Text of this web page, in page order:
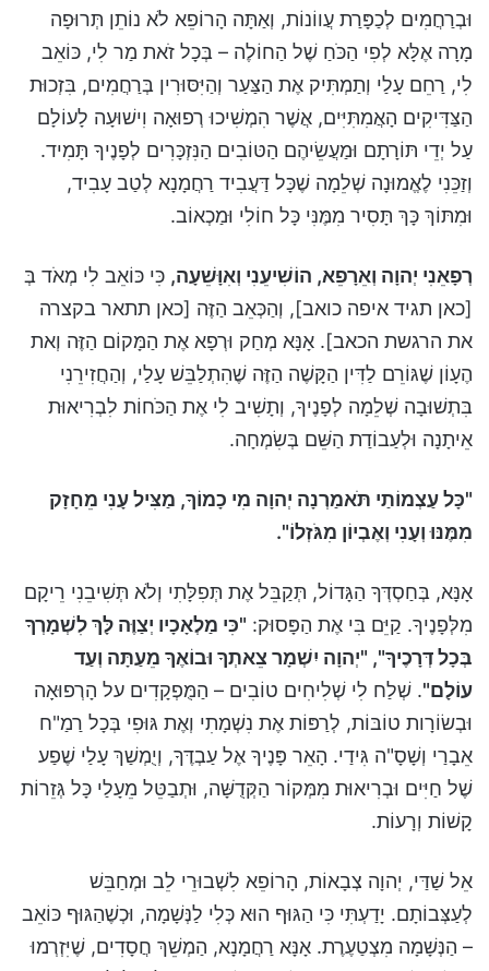
וּבְרַחֲמִים לְכַפָּרַת עֲווֹנוֹת, וְאַתָּה הָרוֹפֵא לֹא נוֹתֵן תְּרוּפָה
מָרָה אֶלָּא לְפִי הַכֹּחַ שֶׁל הַחוֹלֶה – בְּכָל זֹאת מַר לִי, כּוֹאֵב
לִי, רַחֵם עָלַי וְתַמְתִּיק אֶת הַצַּעַר וְהַיִּסּוּרִין בְּרַחֲמִים, בִּזְכוּת
הַצַּדִּיקִים הָאֲמִתִּיִּים, אֲשֶׁר הִמְשִׁיכוּ רְפוּאָה וִישׁוּעָה לָעוֹלָם
עַל יְדֵי תּוֹרָתָם וּמַעֲשֵׂיהֶם הַטּוֹבִים הַנִּזְכָּרִים לְפָנֶיךָ תָּמִיד.
וְזַכֵּנִי לֶאֱמוּנָה שְׁלֵמָה שֶׁכָּל דַּעֲבִיד רַחֲמָנָא לְטַב עָבִיד,
וּמִתּוֹךְ כָּךְ תָּסִיר מִמֶּנִּי כָּל חוֹלִי וּמַכְאוֹב.
רְפָאֵנִי יְהוָה וְאֵרָפֵא, הוֹשִׁיעֵנִי וְאִוָּשֵׁעָה, כִּי כּוֹאֵב לִי מְאֹד בְּ
[כאן תגיד איפה כואב], וְהַכְּאֵב הַזֶּה [כאן תתאר בקצרה
את הרגשת הכאב]. אָנָּא מְחַק וּרְפָא אֶת הַמָּקוֹם הַזֶּה וְאת
הֶעָו‍ֹן שֶׁגּוֹרֵם לַדִּין הַקָּשֶׁה הַזֶּה שֶׁהִתְלַבֵּשׁ עָלַי, וְהַחֲזִירֵנִי
בִּתְשׁוּבָה שְׁלֵמָה לְפָנֶיךָ, וְתָשִׁיב לִי אֶת הַכֹּחוֹת לִבְרִיאוּת
אֵיתָנָה וּלְעַבוֹדַת הַשֵּׁם בְּשִׂמְחָה.
"כָּל עַצְמוֹתַי תֹּאמַרְנָה יְהוָה מִי כָמוֹךָ, מַצִּיל עָנִי מֵחָזָק
מִמֶּנּוּ וְעָנִי וְאֶבְיוֹן מִגֹּזְלוֹ".
אָנָּא, בְּחַסְדְּךָ הַגָּדוֹל, תְּקַבֵּל אֶת תְּפִלָּתִי וְלֹא תְּשִׁיבֵנִי רֵיקָם
מִלְּפָנֶיךָ. קַיֵּם בִּי אֶת הַפָּסוּק: "כִּי מַלְאָכָיו יְצַוֶּה לָּךְ לִשְׁמָרְךָ
בְּכָל דְּרָכֶיךָ", "יְהוָה יִשְׁמָר צֵאתְךָ וּבוֹאֶךָ מֵעַתָּה וְעַד
עוֹלָם". שְׁלַח לִי שְׁלִיחִים טוֹבִים – הַמֻּפְקָדִים על הָרְפוּאָה
וּבְשׂוֹרָות טוֹבּוֹת, לְרַפּוֹת אֶת נִשְׁמָתִי וְאֶת גּוּפִי בְּכָל רַמַ"ח
אֵבָרַי וְשָׁסָ"ה גִּידַי. הָאֵר פָּנֶיךָ אֶל עַבְדֶּךָ, וְיֻמְשַׁךְ עָלַי שֶׁפַע
שֶׁל חַיִּים וּבְרִיאוּת מִמְּקוֹר הַקְּדֻשָּׁה, וּתְבַטֵּל מֵעָלַי כָּל גְּזֵרוֹת
קָשׁוֹת וְרָעוֹת.
אֵל שַׁדַּי, יְהוָה צְבָאוֹת, הָרוֹפֵא לִשְׁבוּרֵי לֵב וּמְחַבֵּשׁ
לְעַצְּבוֹתָם. יָדַעְתִּי כִּי הַגּוּף הוּא כְּלִי לַנְּשָׁמָה, וּכְשֶׁהַגּוּף כּוֹאֵב
– הַנְּשָׁמָה מִצְטַעֶרֶת. אָנָּא רַחֲמָנָא, הַמְשֵׁךְ חֲסָדִים, שֶׁיִּזְרְמוּ